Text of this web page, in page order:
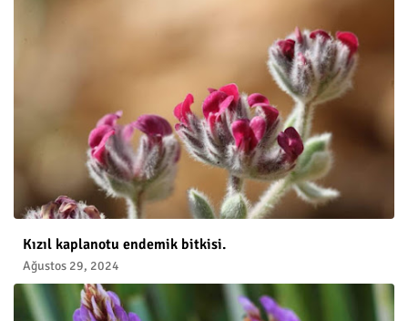
Kızıl kaplanotu endemik bitkisi.
Ağustos 29, 2024